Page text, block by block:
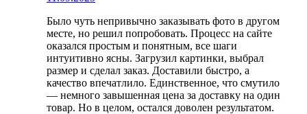
Было чуть непривычно заказывать фото в другом
месте, но решил попробовать. Процесс на сайте
оказался простым и понятным, все шаги
интуитивно ясны. Загрузил картинки, выбрал
размер и сделал заказ. Доставили быстро, а
качество впечатлило. Единственное, что смутило
— немного завышенная цена за доставку на один
товар. Но в целом, остался доволен результатом.